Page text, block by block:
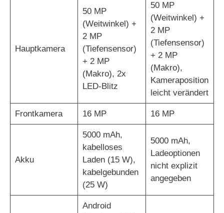
Hauptkamera
50 MP
(Weitwinkel) +
2 MP
(Tiefensensor)
+ 2 MP
(Makro), 2x
LED-Blitz
50 MP
(Weitwinkel) +
2 MP
(Tiefensensor)
+ 2 MP
(Makro),
Kameraposition
leicht verändert
Frontkamera 16 MP 16 MP
Akku
5000 mAh,
kabelloses
Laden (15 W),
kabelgebunden
(25 W)
5000 mAh,
Ladeoptionen
nicht explizit
angegeben
Android